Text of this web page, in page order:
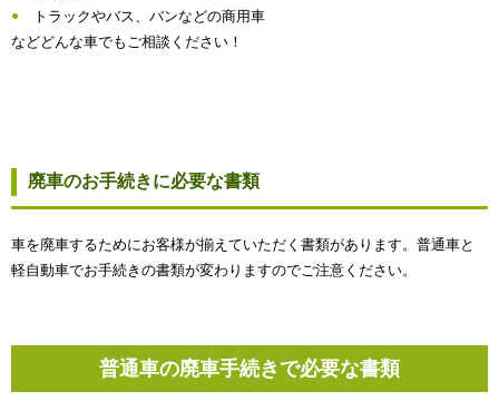
トラックやバス、バンなどの商用車
などどんな車でもご相談ください！
廃車のお手続きに必要な書類
車を廃車するためにお客様が揃えていただく書類があります。普通車と
軽自動車でお手続きの書類が変わりますのでご注意ください。
普通車の廃車手続きで必要な書類